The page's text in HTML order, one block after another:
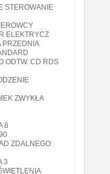
STEROWANIE
ELEKTRYCZ
PRZEDNIA
ODTW. CD RDS
ZWYKŁA
8
ZDALNEGO
3